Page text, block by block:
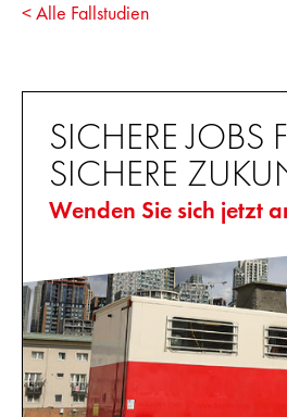
< Alle Fallstudien
SICHERE JOBS
SICHERE
Wenden Sie sich jetzt